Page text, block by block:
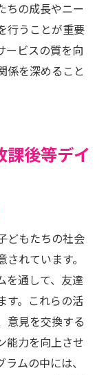
ちの成長やニー
行うことが重要
ービスの質を向
係を深めること
後等デイ
どもたちの社会
れています。
を通して、友達
す。これらの活
意見を交換する
能力を向上させ
ムの中には、